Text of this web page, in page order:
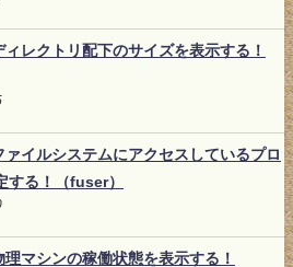
レクトリ配下のサイズを表示する！
イルシステムにアクセスしているプロ
する！（fuser）
マシンの稼働状態を表示する！